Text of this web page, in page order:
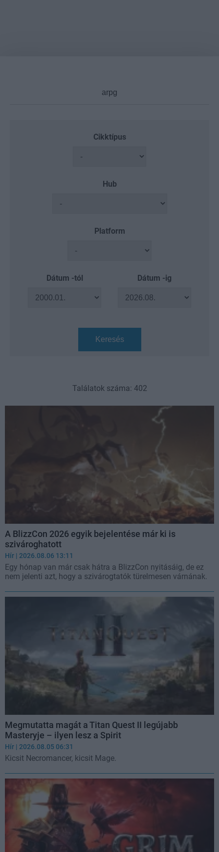
Cikktípus
Hub
Platform
Dátum -tól Dátum -ig
Keresés
Találatok száma: 402
A BlizzCon 2026 egyik bejelentése már ki is
szivároghatott
Hír | 2026.08.06 13:11
Egy hónap van már csak hátra a BlizzCon nyitásáig, de ez
nem jelenti azt, hogy a szivárogtatók türelmesen várnának.
Megmutatta magát a Titan Quest II legújabb
Masteryje – ilyen lesz a Spirit
Hír | 2026.08.05 06:31
Kicsit Necromancer, kicsit Mage.